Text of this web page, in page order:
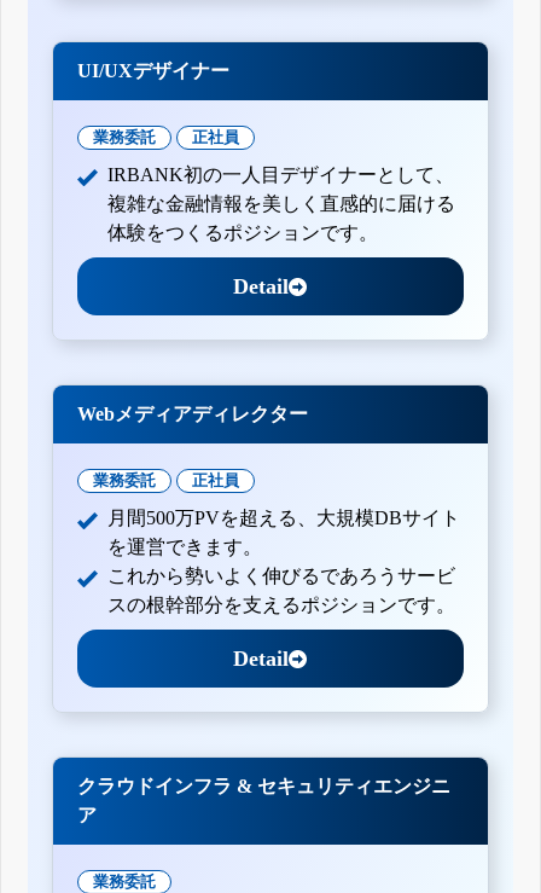
UI/UXデザイナー
業務委託 正社員
IRBANK初の一人目デザイナーとして、
複雑な金融情報を美しく直感的に届ける
体験をつくるポジションです。
Detail
Webメディアディレクター
業務委託 正社員
月間500万PVを超える、大規模DBサイト
を運営できます。
これから勢いよく伸びるであろうサービ
スの根幹部分を支えるポジションです。
Detail
クラウドインフラ & セキュリティエンジニ
ア
業務委託